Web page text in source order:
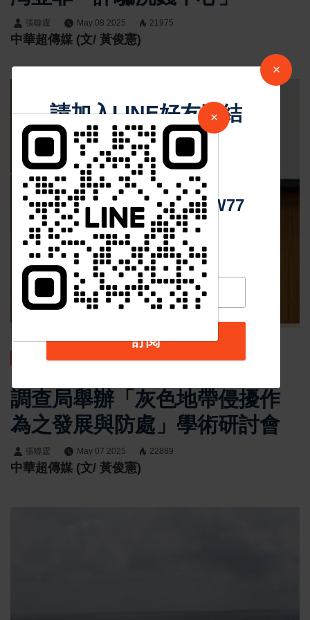
張噬霆 May 08 2025 21975
中華超傳媒 (文/ 黃俊憲)
調查局舉辦「灰色地帶侵擾作
為之發展與防處」學術研討會
張噬霆 May 07 2025 22889
中華超傳媒 (文/ 黃俊憲)
×
請加入LINE好友連結
中 華 超 傳 媒
Https://reurl.cc/adqW77
訂閱
×